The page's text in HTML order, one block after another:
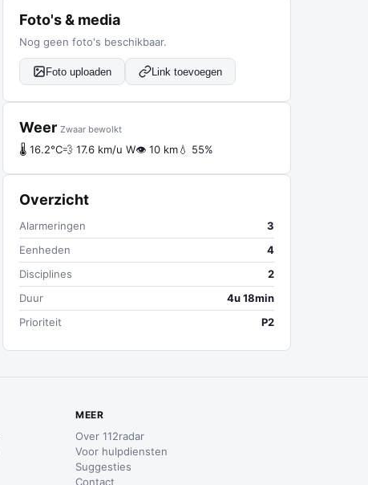
Foto's & media
Nog geen foto's beschikbaar.
Foto uploaden Link toevoegen
Weer Zwaar bewolkt
🌡 16.2°C💨 17.6 km/u W👁 10 km💧 55%
Overzicht
Alarmeringen
3
Eenheden
4
Disciplines
2
Duur
4u 18min
Prioriteit
P2
MEER
Over 112radar
Voor hulpdiensten
Suggesties
Contact